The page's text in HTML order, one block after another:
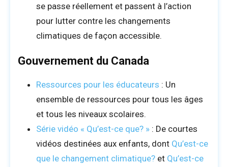
se passe réellement et passent à l’action
pour lutter contre les changements
climatiques de façon accessible.
Gouvernement du Canada
Ressources pour les éducateurs : Un
ensemble de ressources pour tous les âges
et tous les niveaux scolaires.
Série vidéo « Qu’est-ce que? » : De courtes
vidéos destinées aux enfants, dont Qu’est-ce
que le changement climatique? et Qu’est-ce